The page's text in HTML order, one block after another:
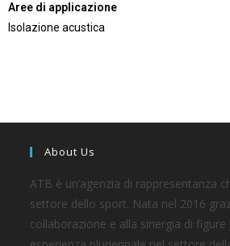
Aree di applicazione
Isolazione acustica
About Us
ATB è un’agenzia di rappresentanza
settore dello sport. Nata nel 2016
collaborazione e alla sinergia di